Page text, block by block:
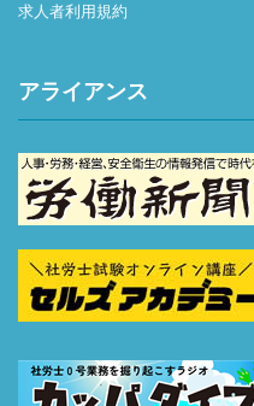
求人者利用規約
アライアンス